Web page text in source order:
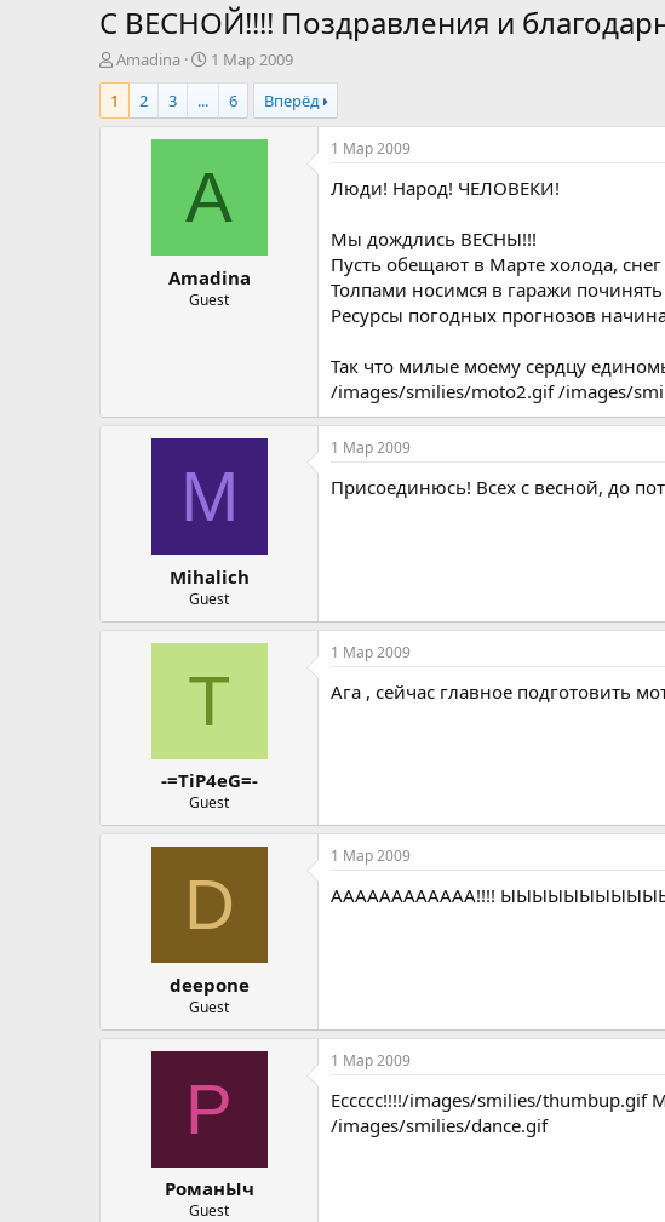
C ВЕСНОЙ!!!! Поздравления и
А
в
т
о
Amadina
Д
а
а
н
ч
а
а
1 Мар 2009
1
2 3 ... 6 Вперёд
A
Amadina
Guest
1 Мар 2009
Люди! Народ! ЧЕЛОВЕКИ!
Мы дождлись ВЕСНЫ!!!
Пусть обещают в Марте холода,
Толпами носимся в гаражи
Ресурсы погодных прогнозов
Так что милые моему сердцу
/images/smilies/moto2.gif /images/
M
Mihalich
Guest
1 Мар 2009
Присоединюсь! Всех с весной, до
T
-=TiP4eG=-
Guest
1 Мар 2009
Ага , сейчас главное подготовить
D
deepone
Guest
1 Мар 2009
АААААААААААА!!!!
Р
РоманЫч
Guest
1 Мар 2009
Ессссс!!!!/images/smilies/thumbup.gif
/images/smilies/dance.gif